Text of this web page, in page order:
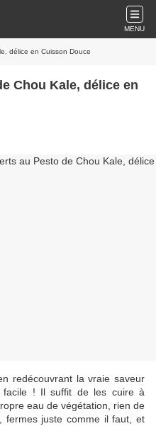
MENU
délice en Cuisson Douce
Chou Kale, délice en
redécouvrant la vraie saveur
facile ! Il suffit de les cuire à
eau de végétation, rien de
fermes juste comme il faut, et